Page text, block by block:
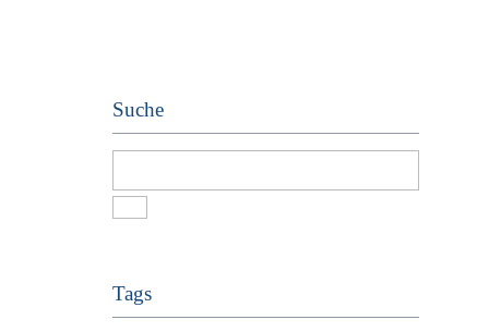
Suche
Tags